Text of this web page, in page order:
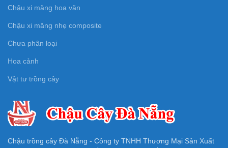
Chậu xi măng hoa văn
Chậu xi măng nhẹ composite
Chưa phân loại
Hoa cảnh
Vật tư trồng cây
Chậu trồng cây Đà Nẵng - Công ty TNHH Thương Mại Sản Xuất